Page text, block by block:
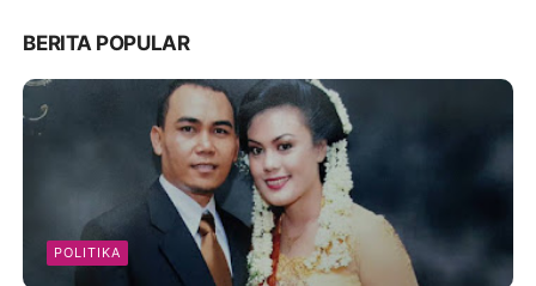
BERITA POPULAR
POLITIKA